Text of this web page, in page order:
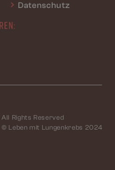
Datenschutz
All Rights Reserved
© Leben mit Lungenkrebs 2024